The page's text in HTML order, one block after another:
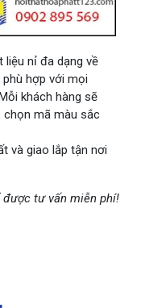
liệu nỉ đa dạng về
hợp với mọi
khách hàng sẽ
mã màu sắc
và giao lắp tận nơi
tư vấn miễn phí!